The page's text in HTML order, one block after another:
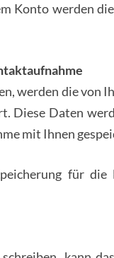
Konto werden
werden die von
Diese Daten
mit Ihnen
für die